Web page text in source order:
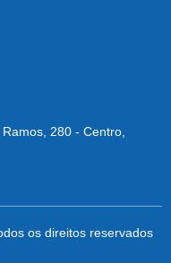
280 - Centro,
os direitos reservados